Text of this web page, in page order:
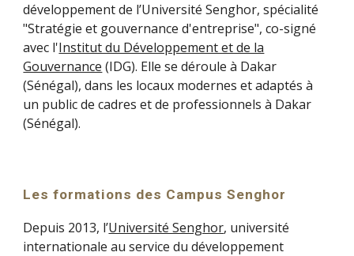
développement de l’Université Senghor, spécialité
"Stratégie et gouvernance d'entreprise", co-signé
avec l'Institut du Développement et de la
Gouvernance (IDG). Elle se déroule à Dakar
(Sénégal), dans les locaux modernes et adaptés à
un public de cadres et de professionnels à Dakar
(Sénégal).
Les formations des Campus Senghor
Depuis 2013, l’Université Senghor, université
internationale au service du développement